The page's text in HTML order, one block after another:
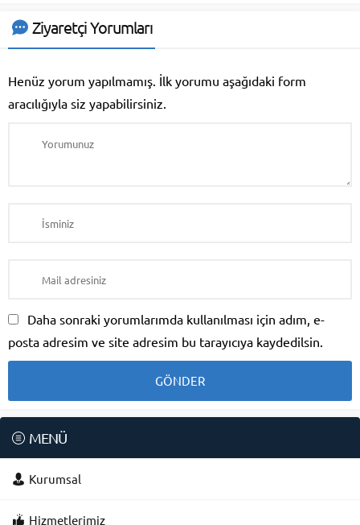
endüstriyel mutfak işletmeleri
zaman içinde yenileme, kapanış,
Ziyaretçi Yorumları
Henüz yorum yapılmamış. İlk yorumu aşağıdaki form
aracılığıyla siz yapabilirsiniz.
Daha sonraki yorumlarımda kullanılması için adım, e-
posta adresim ve site adresim bu tarayıcıya kaydedilsin.
MENÜ
Kurumsal
Hizmetlerimiz